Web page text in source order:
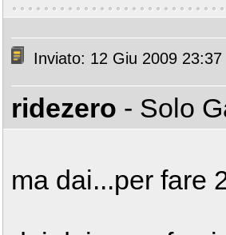
Inviato: 12 Giu 2009 23:37
ridezero - Solo
ma dai...per fare